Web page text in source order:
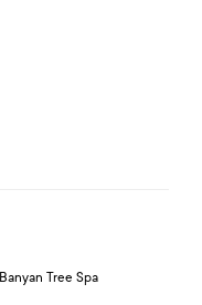
Banyan Tree Spa